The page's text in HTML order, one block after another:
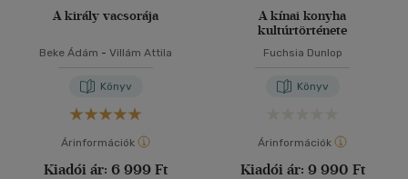
A király vacsorája
Beke Ádám - Villám Attila
Könyv
Árinformációk
Kiadói ár: 6 999 Ft
A kínai konyha
kultúrtörténete
Fuchsia Dunlop
Könyv
Árinformációk
Kiadói ár: 9 990 Ft